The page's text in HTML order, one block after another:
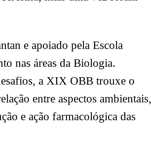
e apoiado pela Escola
nas áreas da Biologia.
a XIX OBB trouxe o
entre aspectos ambientais,
e ação farmacológica das